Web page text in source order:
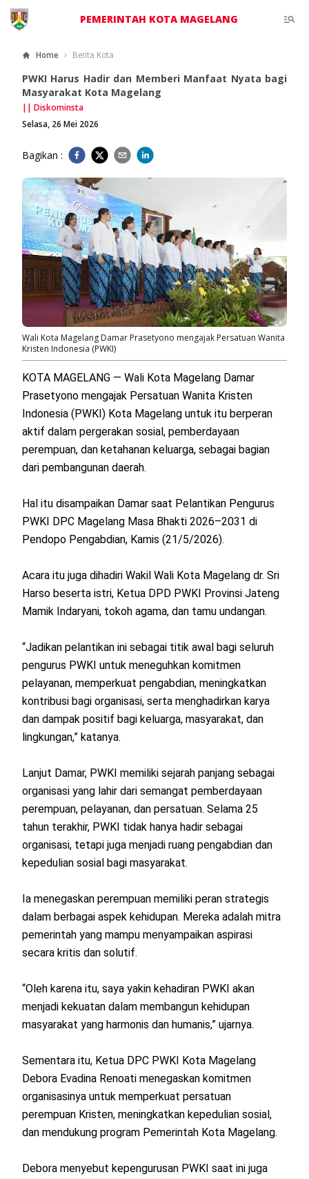
PEMERINTAH KOTA MAGELANG
Home Berita Kota
PWKI Harus Hadir dan Memberi Manfaat Nyata bagi
Masyarakat Kota Magelang
|| Diskominsta
Selasa, 26 Mei 2026
Bagikan :
Wali Kota Magelang Damar Prasetyono mengajak Persatuan Wanita
Kristen Indonesia (PWKI)
KOTA MAGELANG — Wali Kota Magelang Damar
Prasetyono mengajak Persatuan Wanita Kristen
Indonesia (PWKI) Kota Magelang untuk itu berperan
aktif dalam pergerakan sosial, pemberdayaan
perempuan, dan ketahanan keluarga, sebagai bagian
dari pembangunan daerah.
Hal itu disampaikan Damar saat Pelantikan Pengurus
PWKI DPC Magelang Masa Bhakti 2026–2031 di
Pendopo Pengabdian, Kamis (21/5/2026).
Acara itu juga dihadiri Wakil Wali Kota Magelang dr. Sri
Harso beserta istri, Ketua DPD PWKI Provinsi Jateng
Mamik Indaryani, tokoh agama, dan tamu undangan.
“Jadikan pelantikan ini sebagai titik awal bagi seluruh
pengurus PWKI untuk meneguhkan komitmen
pelayanan, memperkuat pengabdian, meningkatkan
kontribusi bagi organisasi, serta menghadirkan karya
dan dampak positif bagi keluarga, masyarakat, dan
lingkungan,” katanya.
Lanjut Damar, PWKI memiliki sejarah panjang sebagai
organisasi yang lahir dari semangat pemberdayaan
perempuan, pelayanan, dan persatuan. Selama 25
tahun terakhir, PWKI tidak hanya hadir sebagai
organisasi, tetapi juga menjadi ruang pengabdian dan
kepedulian sosial bagi masyarakat.
Ia menegaskan perempuan memiliki peran strategis
dalam berbagai aspek kehidupan. Mereka adalah mitra
pemerintah yang mampu menyampaikan aspirasi
secara kritis dan solutif.
“Oleh karena itu, saya yakin kehadiran PWKI akan
menjadi kekuatan dalam membangun kehidupan
masyarakat yang harmonis dan humanis,” ujarnya.
Sementara itu, Ketua DPC PWKI Kota Magelang
Debora Evadina Renoati menegaskan komitmen
organisasinya untuk memperkuat persatuan
perempuan Kristen, meningkatkan kepedulian sosial,
dan mendukung program Pemerintah Kota Magelang.
Debora menyebut kepengurusan PWKI saat ini juga